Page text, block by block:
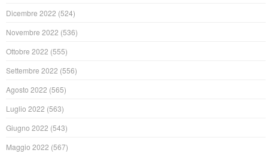
Dicembre 2022 (524)
Novembre 2022 (536)
Ottobre 2022 (555)
Settembre 2022 (556)
Agosto 2022 (565)
Luglio 2022 (563)
Giugno 2022 (543)
Maggio 2022 (567)